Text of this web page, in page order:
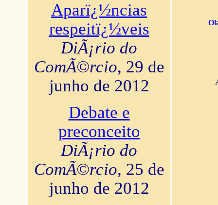
Aparï¿½ncias
respeitï¿½veis
DiÃ¡rio do
ComÃ©rcio, 29 de
junho de 2012
Debate e
preconceito
DiÃ¡rio do
ComÃ©rcio, 25 de
junho de 2012